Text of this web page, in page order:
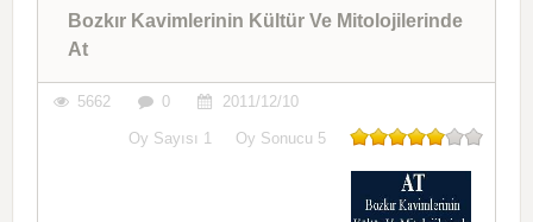
Bozkır Kavimlerinin Kültür Ve Mitolojilerinde
At
5662 0 2011/12/10
Oy Sayısı 1 Oy Sonucu 5